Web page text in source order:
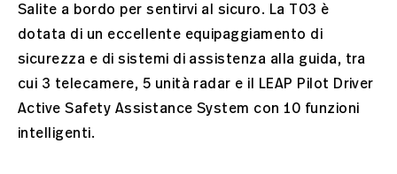
Salite a bordo per sentirvi al sicuro. La T03 è
dotata di un eccellente equipaggiamento di
sicurezza e di sistemi di assistenza alla guida, tra
cui 3 telecamere, 5 unità radar e il LEAP Pilot Driver
Active Safety Assistance System con 10 funzioni
intelligenti.